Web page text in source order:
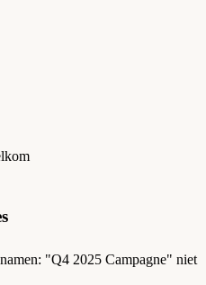
"Q4 2025 Campagne" niet